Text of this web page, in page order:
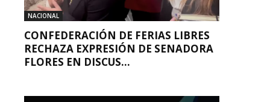
NACIONAL
CONFEDERACIÓN DE FERIAS LIBRES
RECHAZA EXPRESIÓN DE SENADORA
FLORES EN DISCUS...